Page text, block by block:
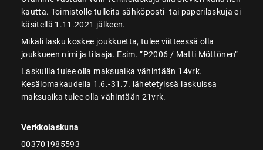
kautta. Toimistolle tulleita sähköposti- tai paperilaskuja ei
käsitellä 1.11.2021 jälkeen.
Mikäli lasku koskee joukkuetta, tulee viitteessä olla
joukkueen nimi ja tilaaja. Esim. ”P2006 / Matti Möttönen”
Laskuilla tulee olla maksuaika vähintään 14vrk.
Kesälomakaudella 1.6.-31.7. lähetetyissä laskuissa
maksuaika tulee olla vähintään 21vrk.
Verkkolaskuna
003701985593